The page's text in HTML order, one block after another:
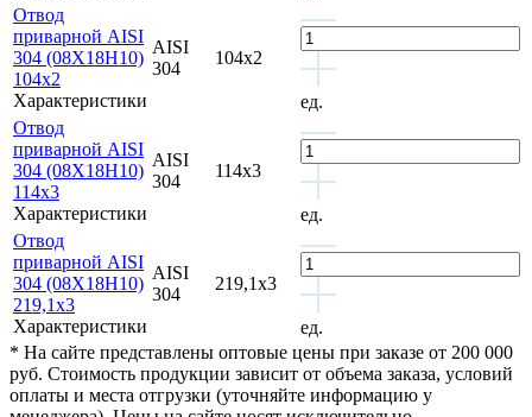
Отвод
приварной AISI
304 (08Х18Н10)
104х2
Характеристики
AISI
304
104х2
ед.
Отвод
приварной AISI
304 (08Х18Н10)
114х3
Характеристики
AISI
304
114х3
ед.
Отвод
приварной AISI
304 (08Х18Н10)
219,1х3
Характеристики
AISI
304
219,1х3
ед.
* На сайте представлены оптовые цены при заказе от 200 000
руб. Стоимость продукции зависит от объема заказа, условий
оплаты и места отгрузки (уточняйте информацию у